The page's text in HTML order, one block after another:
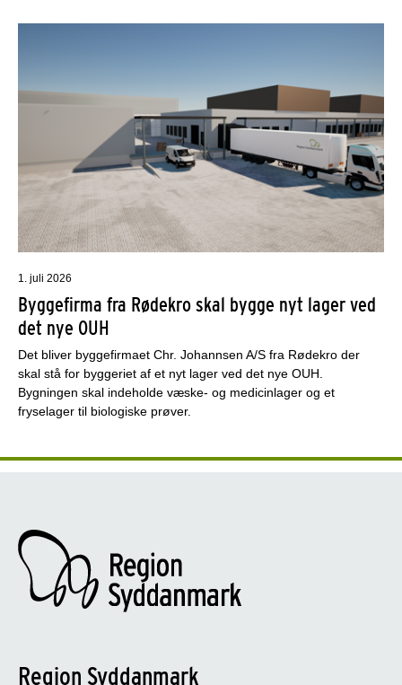
1. juli 2026
Byggefirma fra Rødekro skal bygge nyt lager ved
det nye OUH
Det bliver byggefirmaet Chr. Johannsen A/S fra Rødekro der
skal stå for byggeriet af et nyt lager ved det nye OUH.
Bygningen skal indeholde væske- og medicinlager og et
fryselager til biologiske prøver.
Region Syddanmark